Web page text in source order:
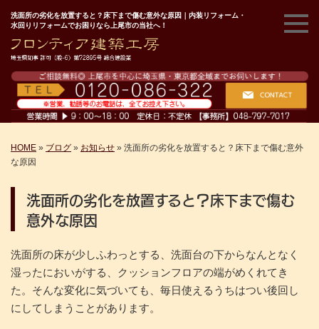
洗面所の劣化を放置すると？床下まで傷む意外な原因｜内装リフォーム・
水回りリフォームでお困りなら上尾市の当社へ！
HOME » ブログ » お知らせ » 洗面所の劣化を放置すると？床下まで傷む意外
な原因
洗面所の劣化を放置すると？床下まで傷む
意外な原因
洗面所の床が少しふわっとする、洗面台の下からなんとなく
湿ったにおいがする、クッションフロアの端がめくれてき
た。そんな変化に気づいても、毎日使えるうちはつい後回し
にしてしまうことがあります。